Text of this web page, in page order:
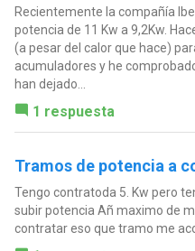
Recientemente la compañía
potencia de 11 Kw a 9,2Kw.
(a pesar del calor que hace)
acumuladores y he
han dejado...
1 respuesta
Tramos de potencia a
Tengo contratoda 5. Kw pero
subir potencia Añ maximo de
contratar eso que tramo me